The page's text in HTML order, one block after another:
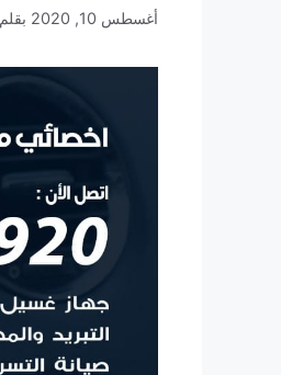
أغسطس 10, 2020 بقلم